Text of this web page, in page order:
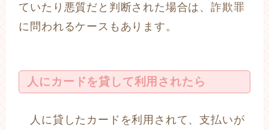
ていたり悪質だと判断された場合は、詐欺罪
に問われるケースもあります。
人にカードを貸して利用されたら
人に貸したカードを利用されて、支払いが